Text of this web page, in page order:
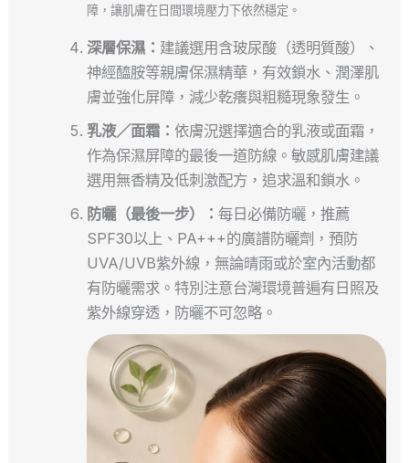
障，讓肌膚在日間環境壓力下依然穩定。
深層保濕： 建議選用含玻尿酸（透明質酸）、
神經醯胺等親膚保濕精華，有效鎖水、潤澤肌
膚並強化屏障，減少乾癢與粗糙現象發生。
乳液／面霜： 依膚況選擇適合的乳液或面霜，
作為保濕屏障的最後一道防線。敏感肌膚建議
選用無香精及低刺激配方，追求溫和鎖水。
防曬（最後一步）： 每日必備防曬，推薦
SPF30以上、PA+++的廣譜防曬劑，預防
UVA/UVB紫外線，無論晴雨或於室內活動都
有防曬需求。特別注意台灣環境普遍有日照及
紫外線穿透，防曬不可忽略。